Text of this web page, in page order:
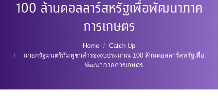
100 ล้านดอลลาร์สหรัฐเพื่อพัฒนาภาค
การเกษตร
Home
Catch Up
นายกรัฐมนตรีกัมพูชาสำรองงบประมาณ 100 ล้านดอลลาร์สหรัฐเพื่อ
พัฒนาภาคการเกษตร